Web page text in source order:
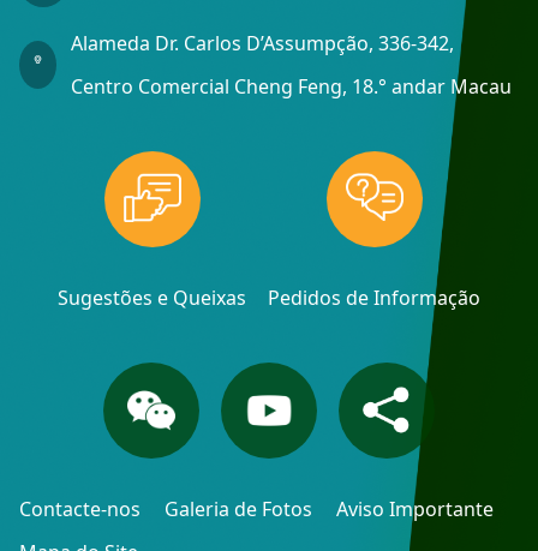
Alameda Dr. Carlos D’Assumpção, 336-342,
Centro Comercial Cheng Feng, 18.° andar Macau
Sugestões e Queixas Pedidos de Informação
Contacte-nos Galeria de Fotos
Aviso Importante